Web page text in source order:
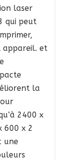
laser
qui peut
appareil. et
la
2400 x
600 x 2
une